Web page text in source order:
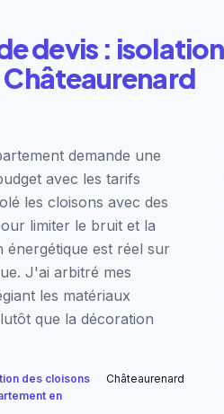
devis :
demande une
avec les tarifs
les cloisons avec des
limiter le bruit et la
énergétique est réel sur
J'ai arbitré mes
les matériaux
que la décoration
des cloisons
en
Châteaurenard